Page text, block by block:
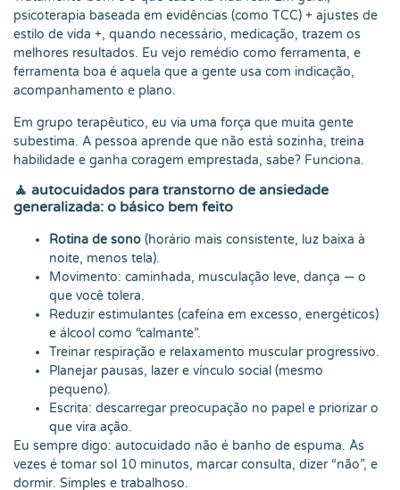
psicoterapia baseada em evidências (como TCC) + ajustes de
estilo de vida +, quando necessário, medicação, trazem os
melhores resultados. Eu vejo remédio como ferramenta, e
ferramenta boa é aquela que a gente usa com indicação,
acompanhamento e plano.
Em grupo terapêutico, eu via uma força que muita gente
subestima. A pessoa aprende que não está sozinha, treina
habilidade e ganha coragem emprestada, sabe? Funciona.
🧘 autocuidados para transtorno de ansiedade
generalizada: o básico bem feito
Rotina de sono (horário mais consistente, luz baixa à
noite, menos tela).
Movimento: caminhada, musculação leve, dança — o
que você tolera.
Reduzir estimulantes (cafeína em excesso, energéticos)
e álcool como “calmante”.
Treinar respiração e relaxamento muscular progressivo.
Planejar pausas, lazer e vínculo social (mesmo
pequeno).
Escrita: descarregar preocupação no papel e priorizar o
que vira ação.
Eu sempre digo: autocuidado não é banho de espuma. Às
vezes é tomar sol 10 minutos, marcar consulta, dizer “não”, e
dormir. Simples e trabalhoso.